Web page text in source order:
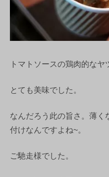
トマトソースの鶏肉的なヤ
とても美味でした。
なんだろう此の旨さ。薄く
付けなんですよね~。
ご馳走様でした。